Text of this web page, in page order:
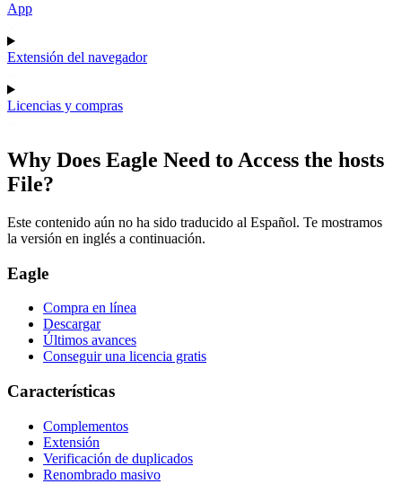
App
Extensión del navegador
Licencias y compras
Why Does Eagle Need to Access the hosts
File?
Este contenido aún no ha sido traducido al Español. Te mostramos
la versión en inglés a continuación.
Eagle
Compra en línea
Descargar
Últimos avances
Conseguir una licencia gratis
Características
Complementos
Extensión
Verificación de duplicados
Renombrado masivo